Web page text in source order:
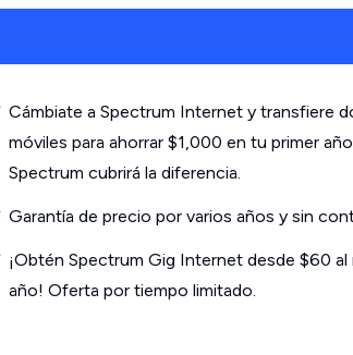
Cámbiate a Spectrum Internet y transfiere
móviles para ahorrar $1,000 en tu primer
Spectrum cubrirá la diferencia.
Garantía de precio por varios años y sin
¡Obtén Spectrum Gig Internet desde $60 al
año! Oferta por tiempo limitado.